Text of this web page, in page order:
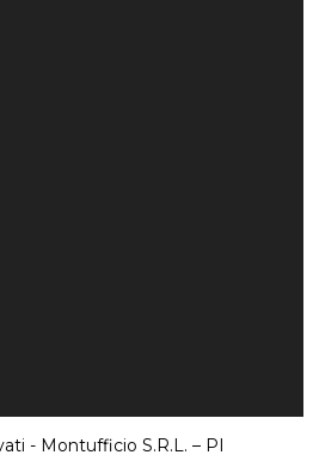
- Montufficio S.R.L. – PI